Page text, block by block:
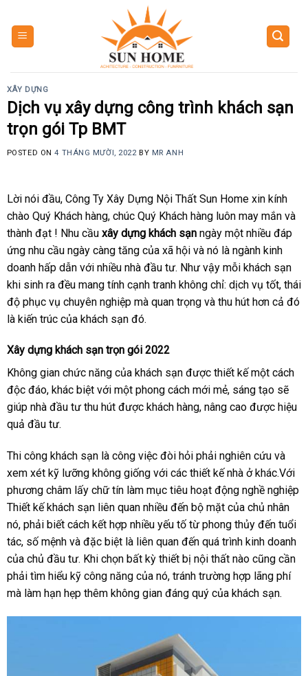
content
XÂY DỰNG
Dịch vụ xây dựng công trình khách sạn
trọn gói Tp BMT
POSTED ON4 THÁNG MƯỜI, 2022 BY MR ANH
Lời nói đầu, Công Ty Xây Dựng Nội Thất Sun Home xin kính
chào Quý Khách hàng, chúc Quý Khách hàng luôn may mắn và
thành đạt ! Nhu cầu xây dựng khách sạnngày một nhiều đáp
ứng nhu cầu ngày càng tăng của xã hội và nó là ngành kinh
doanh hấp dẫn với nhiều nhà đầu tư. Như vậy mỗi khách sạn
khi sinh ra đều mang tính cạnh tranh không chỉ: dịch vụ tốt, thái
độ phục vụ chuyên nghiệp mà quan trọng và thu hút hơn cả đó
là kiến trúc của khách sạn đó.
Xây dựng khách sạn trọn gói 2022
Không gian chức năng của khách sạn được thiết kế một cách
độc đáo, khác biệt với một phong cách mới mẻ, sáng tạo sẽ
giúp nhà đầu tư thu hút được khách hàng, nâng cao được hiệu
quả đầu tư.
Thi công khách sạn là công việc đòi hỏi phải nghiên cứu và
xem xét kỹ lưỡng không giống với các thiết kế nhà ở khác.Với
phương châm lấy chữ tín làm mục tiêu hoạt động nghề nghiệp
Thiết kế khách sạn liên quan nhiều đến bộ mặt của chủ nhân
nó, phải biết cách kết hợp nhiều yếu tố từ phong thủy đến tuổi
tác, số mệnh và đặc biệt là liên quan đến quá trình kinh doanh
của chủ đầu tư. Khi chọn bất kỳ thiết bị nội thất nào cũng cần
phải tìm hiểu kỹ công năng của nó, tránh trường hợp lãng phí
mà làm hạn hẹp thêm không gian đáng quý của khách sạn.